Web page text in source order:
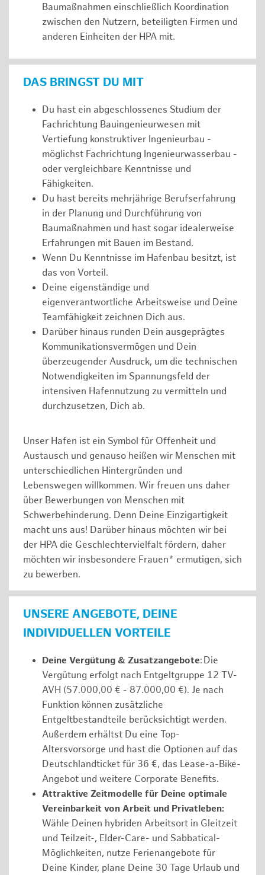
Baumaßnahmen einschließlich Koordination
zwischen den Nutzern, beteiligten Firmen und
anderen Einheiten der HPA mit.
DAS BRINGST DU MIT
Du hast ein abgeschlossenes Studium der
Fachrichtung Bauingenieurwesen mit
Vertiefung konstruktiver Ingenieurbau -
möglichst Fachrichtung Ingenieurwasserbau -
oder vergleichbare Kenntnisse und
Fähigkeiten.
Du hast bereits mehrjährige Berufserfahrung
in der Planung und Durchführung von
Baumaßnahmen und hast sogar idealerweise
Erfahrungen mit Bauen im Bestand.
Wenn Du Kenntnisse im Hafenbau besitzt, ist
das von Vorteil.
Deine eigenständige und
eigenverantwortliche Arbeitsweise und Deine
Teamfähigkeit zeichnen Dich aus.
Darüber hinaus runden Dein ausgeprägtes
Kommunikationsvermögen und Dein
überzeugender Ausdruck, um die technischen
Notwendigkeiten im Spannungsfeld der
intensiven Hafennutzung zu vermitteln und
durchzusetzen, Dich ab.
Unser Hafen ist ein Symbol für Offenheit und
Austausch und genauso heißen wir Menschen mit
unterschiedlichen Hintergründen und
Lebenswegen willkommen. Wir freuen uns daher
über Bewerbungen von Menschen mit
Schwerbehinderung. Denn Deine Einzigartigkeit
macht uns aus! Darüber hinaus möchten wir bei
der HPA die Geschlechtervielfalt fördern, daher
möchten wir insbesondere Frauen* ermutigen, sich
zu bewerben.
UNSERE ANGEBOTE, DEINE
INDIVIDUELLEN VORTEILE
Deine Vergütung & Zusatzangebote: Die
Vergütung erfolgt nach Entgeltgruppe 12 TV-
AVH (57.000,00 € - 87.000,00 €). Je nach
Funktion können zusätzliche
Entgeltbestandteile berücksichtigt werden.
Außerdem erhältst Du eine Top-
Altersvorsorge und hast die Optionen auf das
Deutschlandticket für 36 €, das Lease-a-Bike-
Angebot und weitere Corporate Benefits.
Attraktive Zeitmodelle für Deine optimale
Vereinbarkeit von Arbeit und Privatleben:
Wähle Deinen hybriden Arbeitsort in Gleitzeit
und Teilzeit-, Elder-Care- und Sabbatical-
Möglichkeiten, nutze Ferienangebote für
Deine Kinder, plane Deine 30 Tage Urlaub und